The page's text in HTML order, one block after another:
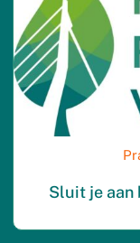
Sluit je aan